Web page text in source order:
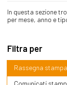
In questa sezione
per mese, anno e
Filtra per
Rassegna stampa